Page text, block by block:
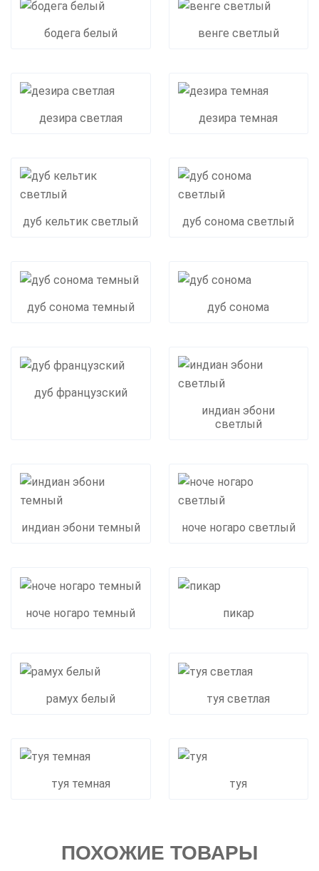
бодега белый венге светлый
дезира светлая дезира темная
дуб кельтик светлый дуб сонома светлый
дуб сонома темный дуб сонома
дуб французский
индиан эбони
светлый
индиан эбони темный ноче ногаро светлый
ноче ногаро темный пикар
рамух белый туя светлая
туя темная туя
ПОХОЖИЕ ТОВАРЫ